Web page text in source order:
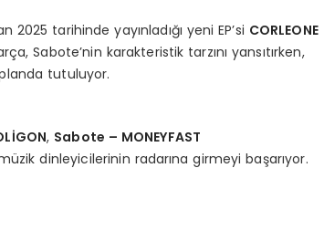
2025 tarihinde yayınladığı yeni EP’si CORLEONE
Sabote’nin karakteristik tarzını yansıtırken,
tutuluyor.
, Sabote – MONEYFAST
dinleyicilerinin radarına girmeyi başarıyor.